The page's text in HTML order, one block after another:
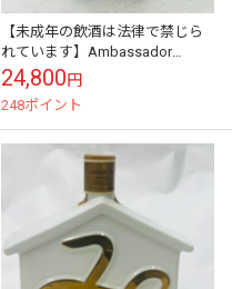
【未成年の飲酒は法律で禁じら
れています】Ambassador
Twenty Five アンバサダー 25年
スコッチ ウイスキー ...
24,800円
248ポイント